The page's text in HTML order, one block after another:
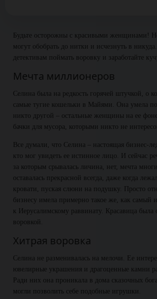
Будьте осторожны с красивыми женщинами!
могут обобрать до нитки и исчезнуть в
детективам поймать воровку и заработайте
Мечта миллионеров
Селина была на редкость горячей штучкой, о
самые тугие кошельки в Майями. Она умела
никто другой – остальные женщины на ее
бачки для мусора, которыми никто не
Все думали, что Селина – настоящая бизнес-
кто мог увидеть ее истинное лицо. И сейчас
за которым срывалась личина, нет, мечта
оставалась прекрасной всегда, даже когда
кровати, пуская слюни на подушку. Просто
бизнесу имела примерно такое же, как самый
к Иерусалимскому раввинату. Красавица была
воровкой.
Хитрая воровка
Селина не разменивалась на мелочи. Ее
ювелирные украшения и драгоценные камни
Ради них она проникала в дома сказочных
могли позволить себе подобные игрушки.